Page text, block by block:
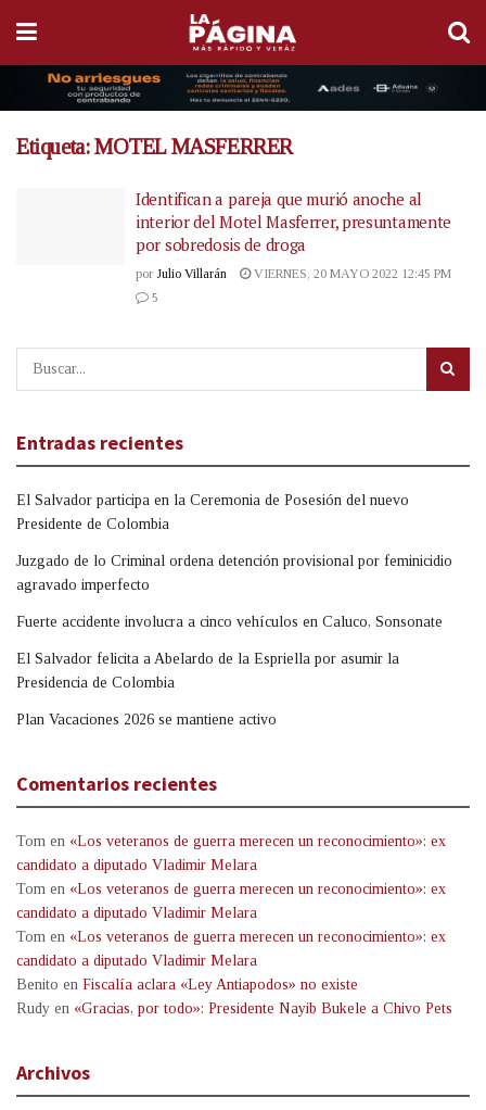
Etiqueta:MOTEL MASFERRER
Identifican a pareja que murió anoche al
interior del Motel Masferrer, presuntamente
por sobredosis de droga
por Julio Villarán
VIERNES, 20 MAYO 2022 12:45 PM
5
Entradas recientes
El Salvador participa en la Ceremonia de Posesión del nuevo
Presidente de Colombia
Juzgado de lo Criminal ordena detención provisional por feminicidio
agravado imperfecto
Fuerte accidente involucra a cinco vehículos en Caluco, Sonsonate
El Salvador felicita a Abelardo de la Espriella por asumir la
Presidencia de Colombia
Plan Vacaciones 2026 se mantiene activo
Comentarios recientes
Tom en «Los veteranos de guerra merecen un reconocimiento»: ex
candidato a diputado Vladimir Melara
Tom en «Los veteranos de guerra merecen un reconocimiento»: ex
candidato a diputado Vladimir Melara
Tom en «Los veteranos de guerra merecen un reconocimiento»: ex
candidato a diputado Vladimir Melara
Benito en Fiscalía aclara «Ley Antiapodos» no existe
Rudy en «Gracias, por todo»: Presidente Nayib Bukele a Chivo Pets
Archivos